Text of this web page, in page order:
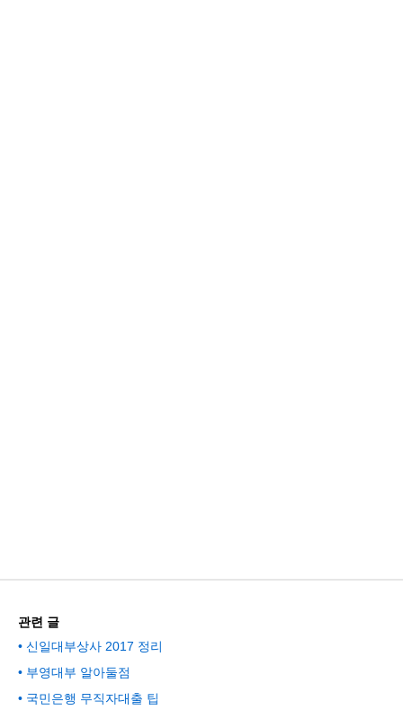
관련 글
신일대부상사 2017 정리
부영대부 알아둘점
국민은행 무직자대출 팁